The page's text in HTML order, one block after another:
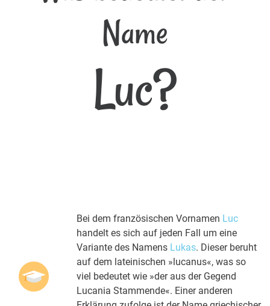
Name
Luc?
Bei dem französischen Vornamen Luc
handelt es sich auf jeden Fall um eine
Variante des Namens Lukas. Dieser beruht
auf dem lateinischen »lucanus«, was so
viel bedeutet wie »der aus der Gegend
Lucania Stammende«. Einer anderen